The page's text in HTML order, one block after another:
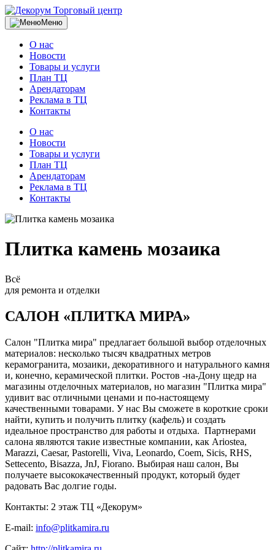
Торговый центр
Меню
О нас
Новости
Товары и услуги
План ТЦ
Арендаторам
Реклама в ТЦ
Контакты
О нас
Новости
Товары и услуги
План ТЦ
Арендаторам
Реклама в ТЦ
Контакты
Плитка камень мозаика
Всё
для ремонта и отделки
САЛОН «ПЛИТКА МИРА»
Салон "Плитка мира" предлагает большой выбор отделочных
материалов: несколько тысяч квадратных метров
керамогранита, мозаики, декоративного и натурального камня
и, конечно, керамической плитки. Ростов -на-Дону щедр на
магазины отделочных материалов, но магазин "Плитка мира"
удивит вас отличными ценами и по-настоящему
качественными товарами. У нас Вы сможете в короткие сроки
найти, купить и получить плитку (кафель) и создать
идеальное пространство для работы и отдыха. Партнерами
салона являются такие известные компании, как Ariostea,
Marazzi, Caesar, Pastorelli, Viva, Leonardo, Coem, Sicis, RHS,
Settecento, Bisazza, JnJ, Fiorano. Выбирая наш салон, Вы
получаете высококачественный продукт, который будет
радовать Вас долгие годы.
Контакты: 2 этаж ТЦ «Декорум»
E-mail: info@plitkamira.ru